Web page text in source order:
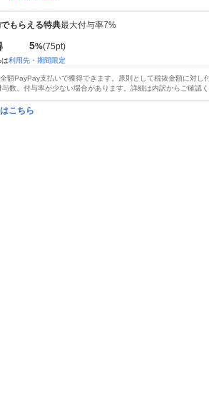
もらえる特典最大付与率7%
5%(75pt)
利用先・期間限定
額PayPay支払いで獲得できます。原則として税抜金額に対し
与数、付与率が少ない場合があります。詳細は内訳からご確認く
こちら